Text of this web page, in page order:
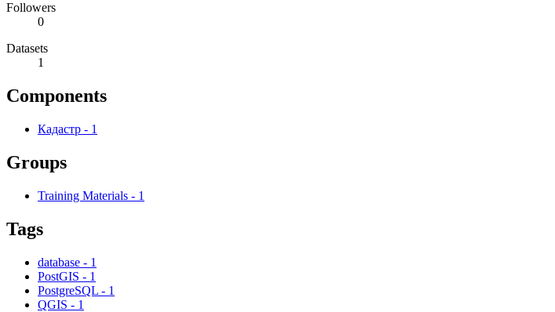
Followers
0
Datasets
1
Components
Кадастр - 1
Groups
Training Materials - 1
Tags
database - 1
PostGIS - 1
PostgreSQL - 1
QGIS - 1